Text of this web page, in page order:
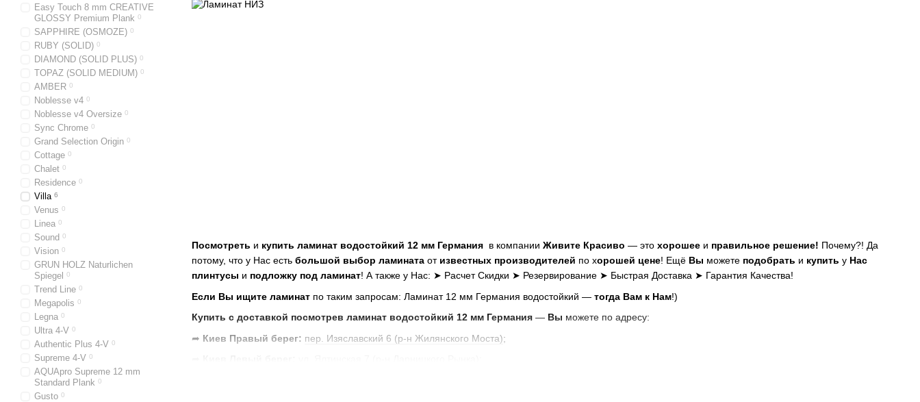
Посмотреть и купить ламинат водостойкий 12 мм Германия в компании Живите Красиво — это хорошее и правильное решение! Почему?! Да
потому, что у Нас есть большой выбор ламината от известных производителей по хорошей цене! Ещё Вы можете подобрать и купить у Нас
плинтусы и подложку под ламинат! А также у Нас: ➤ Расчет Скидки ➤ Резервирование ➤ Быстрая Доставка ➤ Гарантия Качества!
Если Вы ищите ламинат по таким запросам: Ламинат 12 мм Германия водостойкий — тогда Вам к Нам!)
Купить с доставкой посмотрев ламинат водостойкий 12 мм Германия — Вы можете по адресу:
➦ Киев Правый берег: пер. Изяславский 6 (р-н Жилянского Моста);
Easy Touch 8 mm CREATIVE
GLOSSY Premium Plank 0
SAPPHIRE (OSMOZE) 0
RUBY (SOLID) 0
DIAMOND (SOLID PLUS) 0
TOPAZ (SOLID MEDIUM) 0
AMBER 0
Noblesse v4 0
Noblesse v4 Oversize 0
Sync Chrome 0
Grand Selection Origin 0
Cottage 0
Chalet 0
Residence 0
Villa 6
Venus 0
Linea 0
Sound 0
Vision 0
GRUN HOLZ Naturlichen
Spiegel
0
Trend Line 0
Megapolis 0
Legna 0
Ultra 4-V 0
Authentic Plus 4-V 0
Supreme 4-V 0
AQUApro Supreme 12 mm
Standard Plank 0
Gusto 0